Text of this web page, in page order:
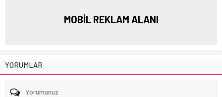
MOBİL REKLAM ALANI
YORUMLAR